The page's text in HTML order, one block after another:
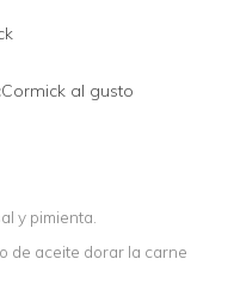
al gusto
y pimienta.
de aceite dorar la carne